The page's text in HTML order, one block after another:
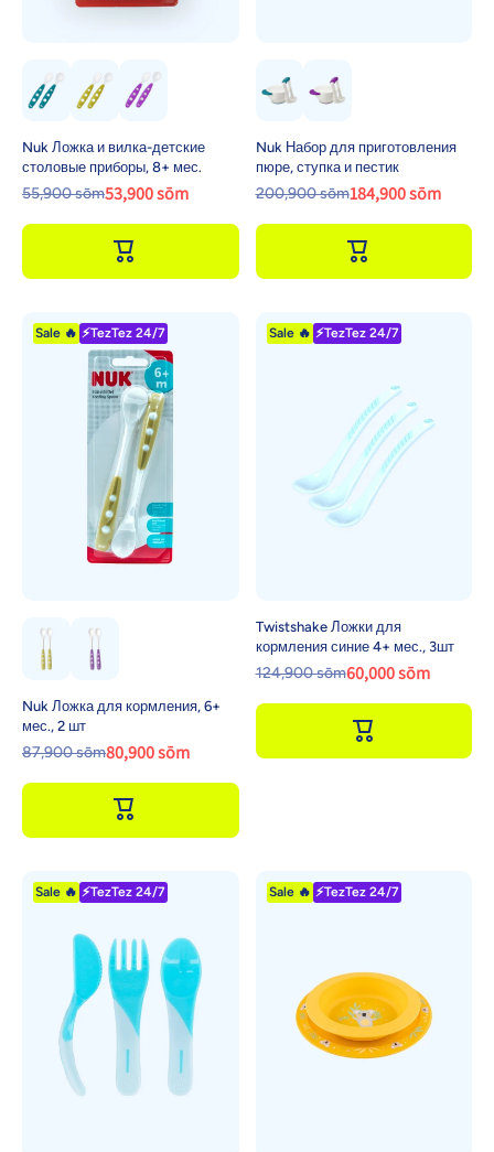
Nuk Ложка и вилка-детские
столовые приборы, 8+ мес.
55,900 sōm53,900 sōm
Nuk Набор для приготовления
пюре, ступка и пестик
200,900 sōm184,900 sōm
Sale 🔥 ⚡TezTez 24/7
Nuk Ложка для кормления, 6+
мес., 2 шт
87,900 sōm80,900 sōm
Sale 🔥 ⚡TezTez 24/7
Twistshake Ложки для
кормления синие 4+ мес., 3шт
124,900 sōm60,000 sōm
Sale 🔥 ⚡TezTez 24/7 Sale 🔥 ⚡TezTez 24/7